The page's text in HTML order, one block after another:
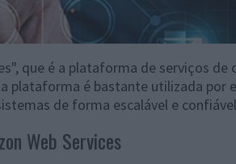
que é a plataforma de serviços de
plataforma é bastante utilizada por
de forma escalável e
Web Services